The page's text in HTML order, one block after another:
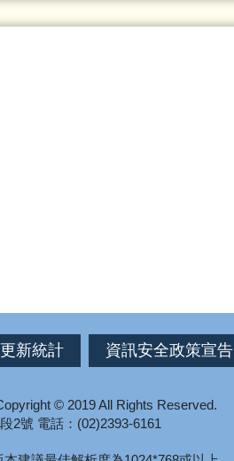
更新統計 資訊安全政策宣告
© 2019 All Rights Reserved.
2號 電話：(02)2393-6161